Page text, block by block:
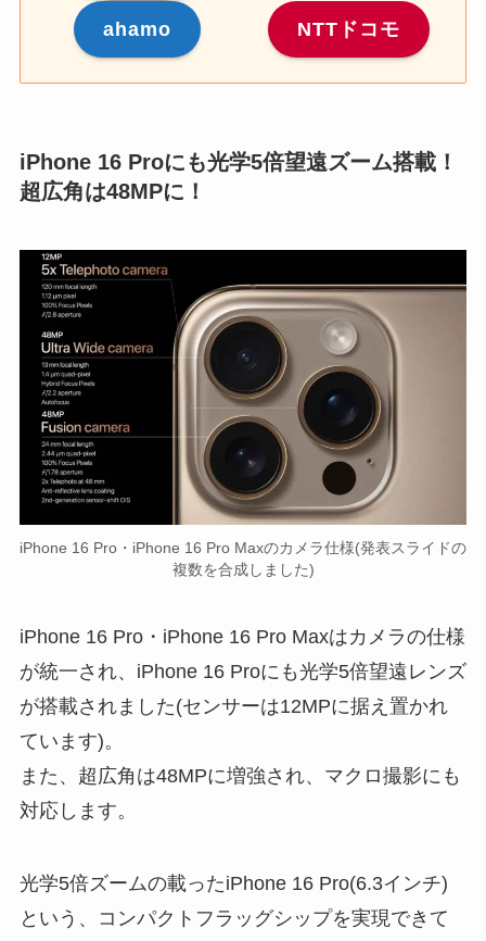
ahamo NTTドコモ
iPhone 16 Proにも光学5倍望遠ズーム搭載！
超広角は48MPに！
iPhone 16 Pro・iPhone 16 Pro Maxのカメラ仕様(発表スライドの
複数を合成しました)
iPhone 16 Pro・iPhone 16 Pro Maxはカメラの仕様
が統一され、iPhone 16 Proにも光学5倍望遠レンズ
が搭載されました(センサーは12MPに据え置かれ
ています)。
また、超広角は48MPに増強され、マクロ撮影にも
対応します。
光学5倍ズームの載ったiPhone 16 Pro(6.3インチ)
という、コンパクトフラッグシップを実現できて